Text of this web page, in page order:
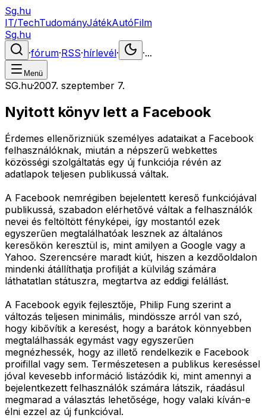
Sg.hu
IT/TechTudományJátékAutóFilm
Sg.hu
·fórum·RSS·hírlevél· ·...
Menü
SG.hu·2007. szeptember 7.
Nyitott könyv lett a Facebook
Érdemes ellenőrizniük személyes adataikat a Facebook
felhasználóknak, miután a népszerű webkettes
közösségi szolgáltatás egy új funkciója révén az
adatlapok teljesen publikussá váltak.
A Facebook nemrégiben bejelentett kereső funkciójával
publikussá, szabadon elérhetővé váltak a felhasználók
nevei és feltöltött fényképei, így mostantól ezek
egyszerűen megtalálhatóak lesznek az általános
keresőkön keresztül is, mint amilyen a Google vagy a
Yahoo. Szerencsére maradt kiút, hiszen a kezdőoldalon
mindenki átállíthatja profilját a külvilág számára
láthatatlan státuszra, megtartva az eddigi felállást.
A Facebook egyik fejlesztője, Philip Fung szerint a
változás teljesen minimális, mindössze arról van szó,
hogy kibővítik a keresést, hogy a barátok könnyebben
megtalálhassák egymást vagy egyszerűen
megnézhessék, hogy az illető rendelkezik e Facebook
proifillal vagy sem. Természetesen a publikus kereséssel
jóval kevesebb információ listázódik ki, mint amennyi a
bejelentkezett felhasználók számára látszik, ráadásul
megmarad a választás lehetősége, hogy valaki kíván-e
élni ezzel az új funkcióval.